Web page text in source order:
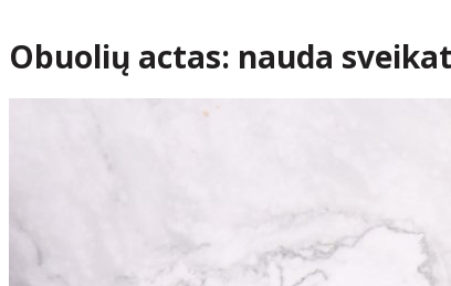
Obuolių actas: nauda